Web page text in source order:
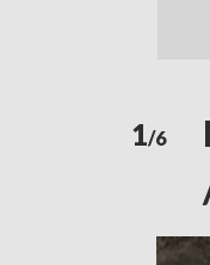
1/6